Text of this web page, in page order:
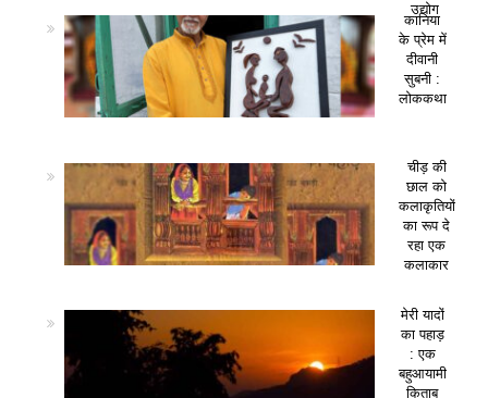
उद्योग
कानिया
के प्रेम में
दीवानी
सुबनी :
लोककथा
चीड़ की
छाल को
कलाकृतियों
का रूप दे
रहा एक
कलाकार
मेरी यादों
का पहाड़
: एक
बहुआयामी
किताब